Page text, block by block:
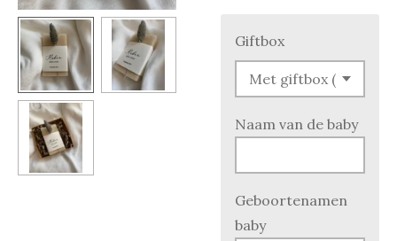
Giftbox
Naam van de baby
Geboortenamen
baby